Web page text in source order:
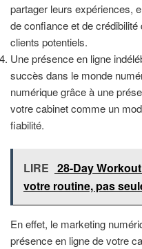
partager leurs expériences,
de confiance et de
clients potentiels.
Une présence en ligne
succès dans le monde
numérique grâce à une
votre cabinet comme un
fiabilité.
LIRE 28-Day
votre routine, pas
En effet, le marketing
présence en ligne de votre